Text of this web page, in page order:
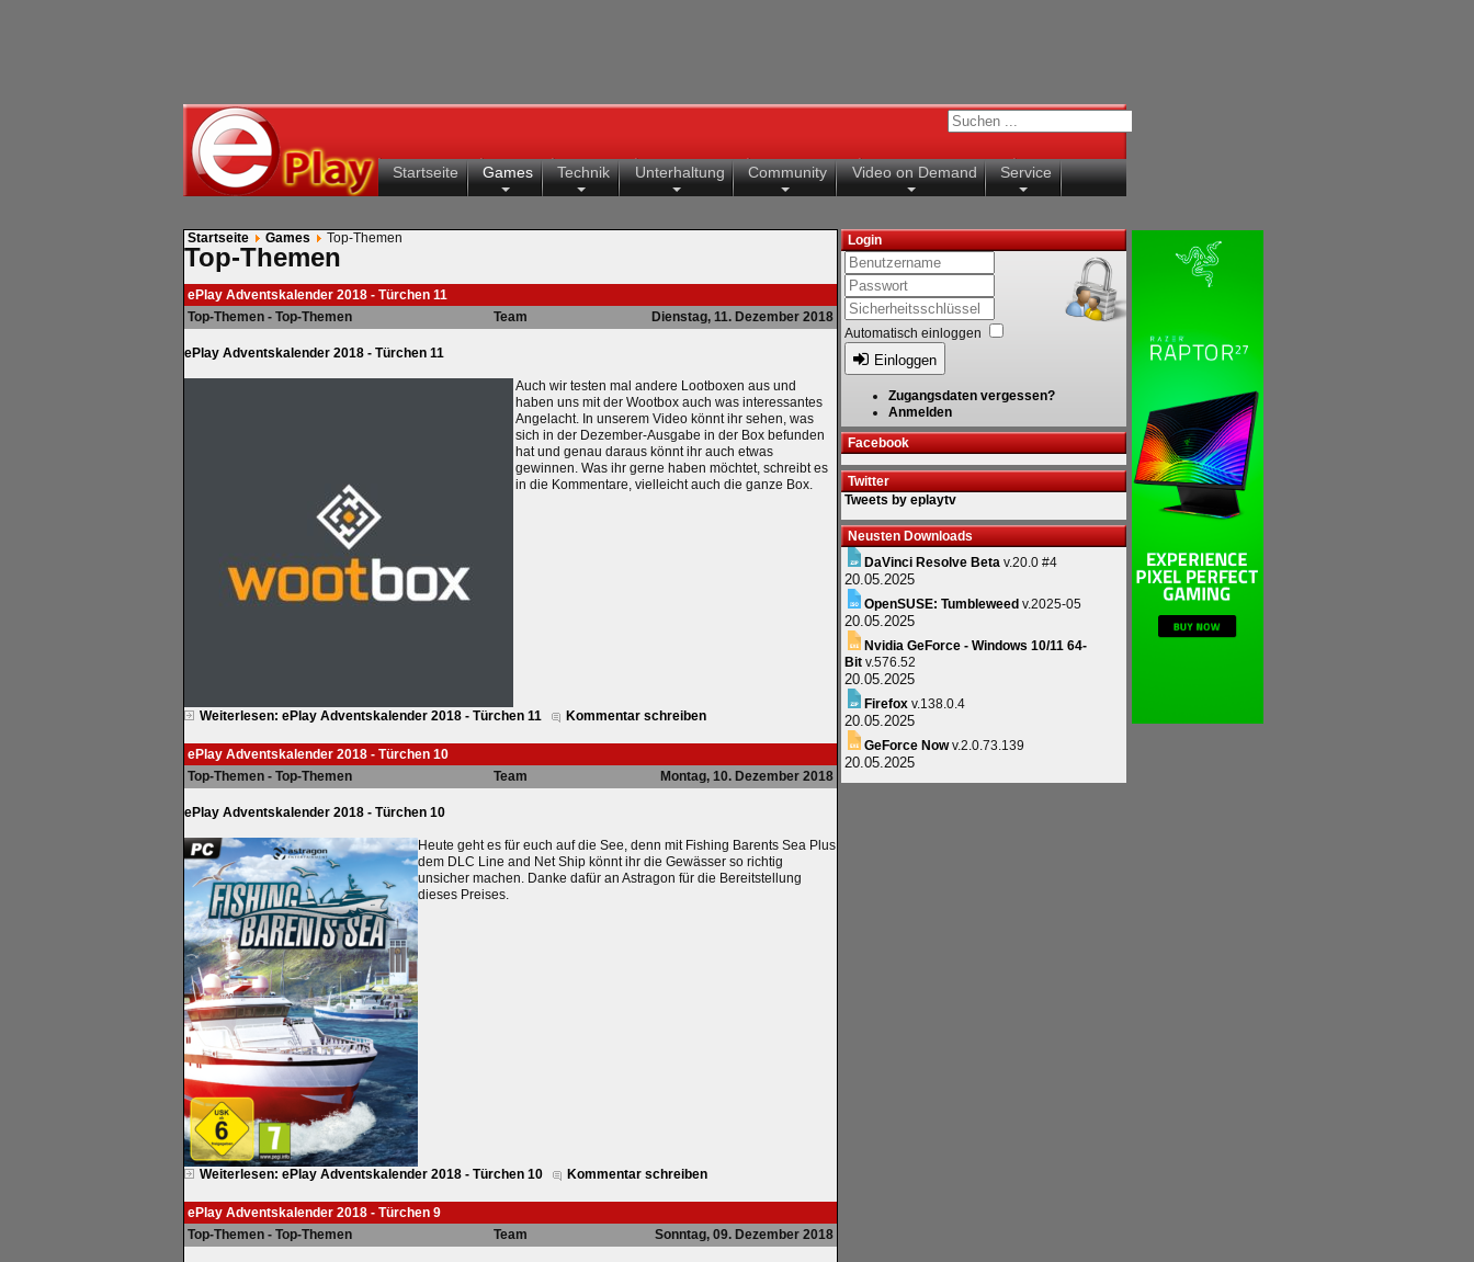
Startseite Games Technik Unterhaltung Community Video on Demand Service
Startseite Games Top-Themen
Top-Themen
ePlay Adventskalender 2018 - Türchen 11
Top-Themen - Top-Themen
Team Dienstag, 11. Dezember 2018
ePlay Adventskalender 2018 - Türchen 11
Auch wir testen mal andere Lootboxen aus und
haben uns mit der Wootbox auch was interessantes
Angelacht. In unserem Video könnt ihr sehen, was
sich in der Dezember-Ausgabe in der Box befunden
hat und genau daraus könnt ihr auch etwas
gewinnen. Was ihr gerne haben möchtet, schreibt es
in die Kommentare, vielleicht auch die ganze Box.
Weiterlesen: ePlay Adventskalender 2018 - Türchen 11 Kommentar schreiben
ePlay Adventskalender 2018 - Türchen 10
Top-Themen - Top-Themen
Team Montag, 10. Dezember 2018
ePlay Adventskalender 2018 - Türchen 10
Heute geht es für euch auf die See, denn mit Fishing Barents Sea Plus
dem DLC Line and Net Ship könnt ihr die Gewässer so richtig
unsicher machen. Danke dafür an Astragon für die Bereitstellung
dieses Preises.
Weiterlesen: ePlay Adventskalender 2018 - Türchen 10 Kommentar schreiben
ePlay Adventskalender 2018 - Türchen 9
Top-Themen - Top-Themen
Team Sonntag, 09. Dezember 2018
Login
Automatisch einloggen
Einloggen
Zugangsdaten vergessen?
Anmelden
Facebook
Twitter
Tweets by eplaytv
Neusten Downloads
DaVinci Resolve Beta v.20.0 #4
20.05.2025
OpenSUSE: Tumbleweed v.2025-05
20.05.2025
Nvidia GeForce - Windows 10/11 64-
Bit v.576.52
20.05.2025
Firefox v.138.0.4
20.05.2025
GeForce Nowv.2.0.73.139
20.05.2025